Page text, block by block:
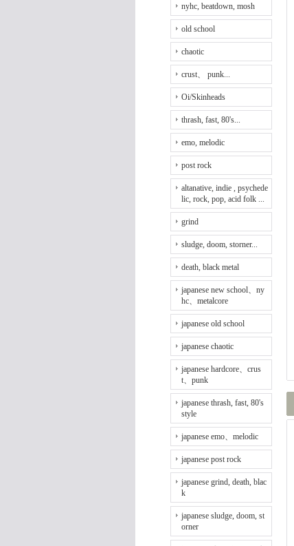
nyhc, beatdown, mosh
old school
chaotic
crust、 punk...
Oi/Skinheads
thrash, fast, 80's...
emo, melodic
post rock
altanative, indie , psychede
lic, rock, pop, acid folk ...
grind
sludge, doom, storner...
death, black metal
japanese new school、ny
hc、metalcore
japanese old school
japanese chaotic
japanese hardcore、crus
t、punk
japanese thrash, fast, 80's
style
japanese emo、melodic
japanese post rock
japanese grind, death, blac
k
japanese sludge, doom, st
orner